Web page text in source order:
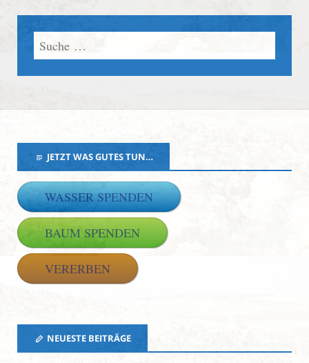
JETZT WAS GUTES TUN…
WASSER SPENDEN
BAUM SPENDEN
VERERBEN
NEUESTE BEITRÄGE